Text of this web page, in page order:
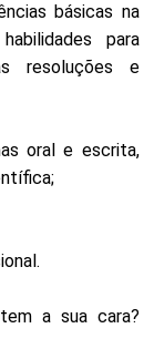
básicas na
para
resoluções e
oral e escrita,
a sua cara?